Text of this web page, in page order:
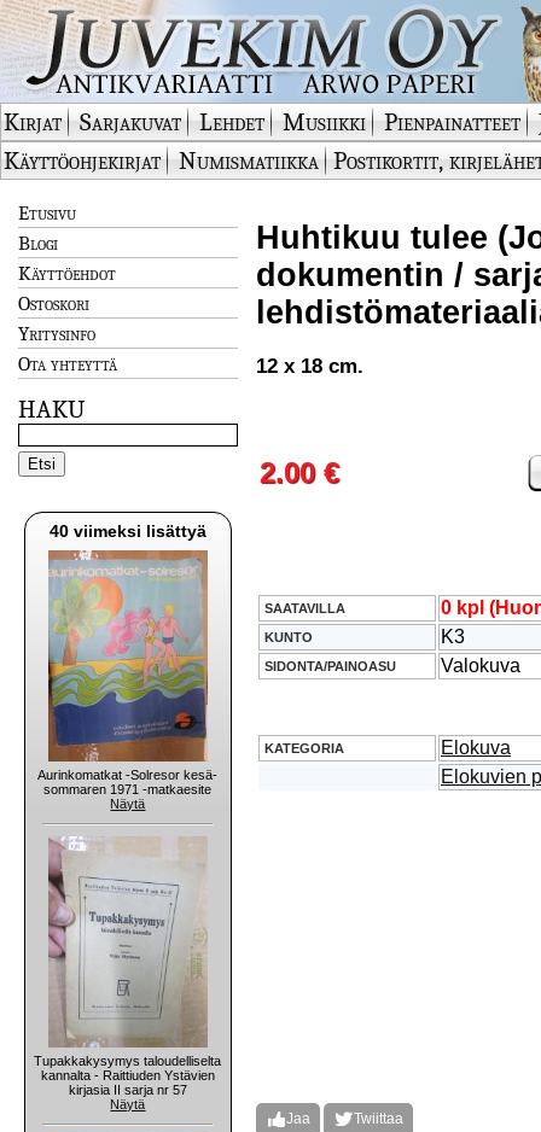
Kirjat Sarjakuvat Lehdet Musiikki Pienpainatteet
Käyttöohjekirjat
Numismatiikka Postikortit,
Etusivu
Blogi
Käyttöehdot
Ostoskori
Yritysinfo
Ota yhteyttä
HAKU
40 viimeksi lisättyä
Aurinkomatkat -Solresor kesä-
sommaren 1971 -matkaesite
Näytä
Tupakkakysymys taloudelliselta
kannalta - Raittiuden Ystävien
kirjasia II sarja nr 57
Näytä
Huhtikuu tulee
dokumentin /
12 x 18 cm.
2.00 €
SAATAVILLA 0 kpl
KUNTO K3
SIDONTA/PAINOASU Valokuva
KATEGORIA
Elokuva
Elokuvien
Jaa Twiittaa